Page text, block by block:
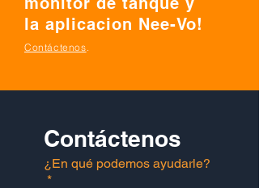
la aplicacion Nee-Vo!
Contáctenos.
Contáctenos
¿En qué podemos ayudarle?
*